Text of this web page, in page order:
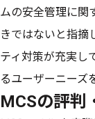
ムの安全管理に関
きではないと指摘
ティ対策が充実し
るユーザーニーズ
MCSの評判